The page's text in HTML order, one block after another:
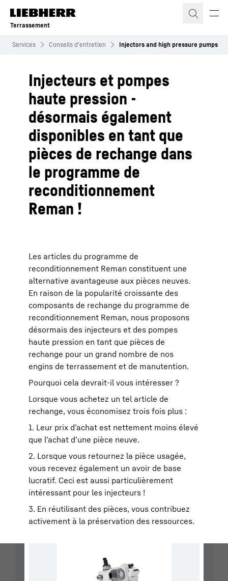
Terrassement
Services Conseils d'entretien Injectors and high pressure pumps
Injecteurs et pompes
haute pression -
désormais également
disponibles en tant que
pièces de rechange dans
le programme de
reconditionnement
Reman !
Les articles du programme de
reconditionnement Reman constituent une
alternative avantageuse aux pièces neuves.
En raison de la popularité croissante des
composants de rechange du programme de
reconditionnement Reman, nous proposons
désormais des injecteurs et des pompes
haute pression en tant que pièces de
rechange pour un grand nombre de nos
engins de terrassement et de manutention.
Pourquoi cela devrait-il vous intéresser ?
Lorsque vous achetez un tel article de
rechange, vous économisez trois fois plus :
1. Leur prix d’achat est nettement moins élevé
que l’achat d’une pièce neuve.
2. Lorsque vous retournez la pièce usagée,
vous recevez également un avoir de base
lucratif. Ceci est aussi particulièrement
intéressant pour les injecteurs !
3. En réutilisant des pièces, vous contribuez
activement à la préservation des ressources.